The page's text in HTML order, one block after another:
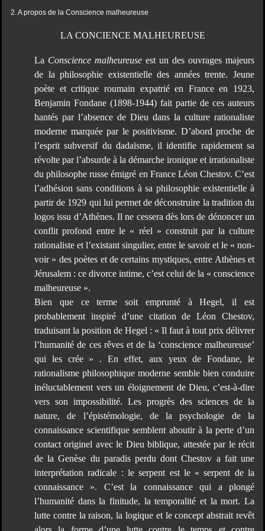
2. A propos de la Conscience malheureuse
LA CONCIENCE MALHEUREUSE
La Conscience malheureuse est un des ouvrages majeurs
de la philosophie existentielle des années trente. Jeune
poète et critique roumain expatrié en France en 1923,
Benjamin Fondane (1898-1944) fait partie de ces auteurs
hantés par l’absence de Dieu dans la culture rationaliste
moderne marquée par le positivisme. D’abord proche de
l’esprit subversif du dadaïsme, il identifie rapidement sa
révolte par l’absurde à la démarche ironique et irrationaliste
du philosophe russe émigré en France Léon Chestov. C’est
l’adhésion sans conditions à sa philosophie existentielle à
partir de 1929 qui lui permet de déconstruire la tradition du
logos issu d’Athènes. Il ne cessera dès lors de dénoncer un
conflit profond entre le « réel » construit par la culture
rationaliste et l’existant singulier, entre le savoir et le « non-
voir » des poètes et de certains mystiques, entre Athènes et
Jérusalem : ce divorce intime, c’est celui de la « conscience
malheureuse ».
Bien que ce terme soit emprunté à Hegel, il est
probablement inspiré d’une citation de Léon Chestov,
traduisant la position de Hegel : « Il faut à tout prix délivrer
l’humanité de ces rêves et de la ‘conscience malheureuse’
qui les crée » . En effet, aux yeux de Fondane, le
rationalisme philosophique moderne semble bien conduire
inéluctablement vers un éloignement de Dieu, c’est-à-dire
vers son impossibilité. Les progrès des sciences de la
nature, de l’épistémologie, de la psychologie de la
connaissance scientifique semblent aboutir à la perte d’un
contact originel avec le Dieu biblique, attestée par le récit
de la Genèse du paradis perdu dont Chestov a fait une
interprétation radicale : le serpent est le « serpent de la
connaissance ». C’est la connaissance qui a plongé
l’humanité dans la finitude, la temporalité et la mort. La
lutte contre la raison, la logique et le concept abstrait revêt